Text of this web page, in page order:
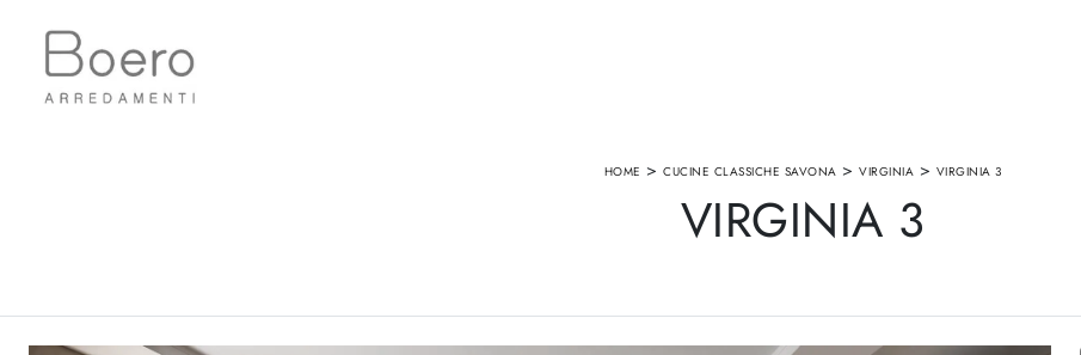
HOME > CUCINE CLASSICHE SAVONA > VIRGINIA > VIRGINIA 3
VIRGINIA 3